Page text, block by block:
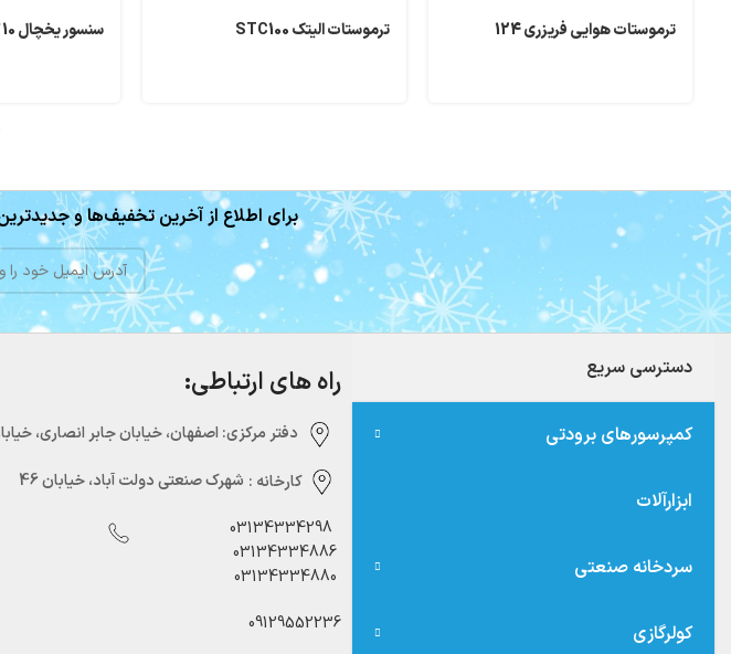
ترموستات هوایی فریزری 124 ترموستات الیتک STC100 سنسور یخچال 10 کیلو اهم اسنوا
برای اطلاع از آخرین تخفیف‌ها و
دسترسی سریع
کمپرسورهای برودتی
ابزارآلات
سردخانه صنعتی
کولرگازی
راه های ارتباطی:
دفتر مرکزی:‌ اصفهان، خیابان جابر انصاری، خیابان پنج آذر، نبش
کارخانه : شهرک صنعتی دولت آباد، خیابان 46
03134334298
03134334886
03134334880
09129552236